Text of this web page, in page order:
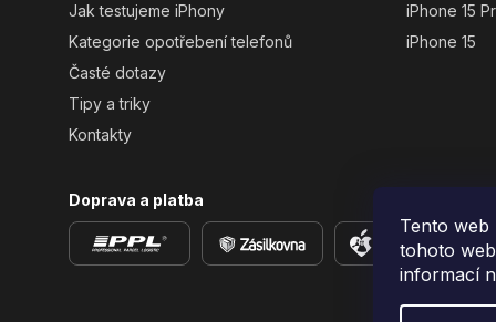
Tento
tohoto
informací
Jak testujeme iPhony
Kategorie opotřebení telefonů
Časté dotazy
Tipy a triky
Kontakty
iPhone 15
iPhone 15
Doprava a platba